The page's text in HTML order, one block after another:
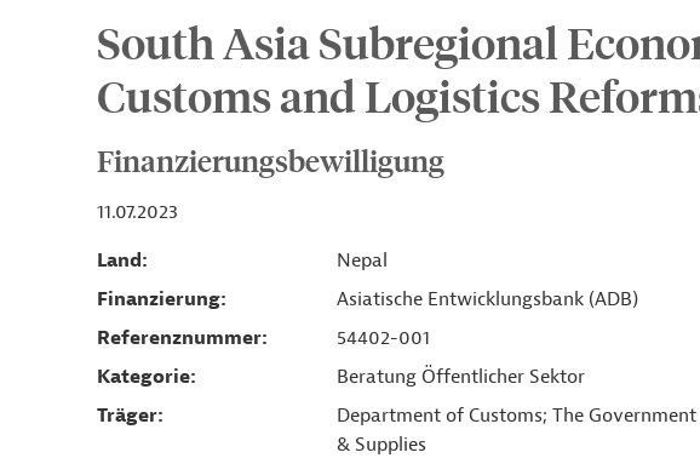
South Asia Subregional
Customs and Logistics
Finanzierungsbewilligung
11.07.2023
Land
Nepal
Finanzierung
Asiatische Entwicklungsbank (ADB)
Referenznummer
54402-001
Kategorie
Beratung Öffentlicher Sektor
Träger
Department of Customs; The
& Supplies